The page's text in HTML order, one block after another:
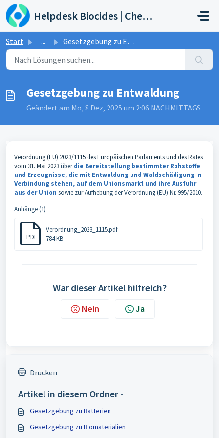
Zum hauptsächlichen Inhalt gehen
Helpdesk Biocides | Chemicals | Products
Start ... Gesetzgebung zu Entwaldung
Gesetzgebung zu Entwaldung
Geändert am Mo, 8 Dez, 2025 um 2:06 NACHMITTAGS
Verordnung (EU) 2023/1115 des Europäischen Parlaments und des Rates
vom 31. Mai 2023überdie Bereitstellung bestimmter Rohstoffe
und Erzeugnisse, die mit Entwaldung und Waldschädigung in
Verbindung stehen, auf dem Unionsmarkt und ihre Ausfuhr
aus der Union sowie zur Aufhebung der Verordnung (EU) Nr. 995/2010.
Anhänge (1)
PDF
Verordnung_2023_1115.pdf
784 KB
War dieser Artikel hilfreich?
Nein Ja
Drucken
Artikel in diesem Ordner -
Gesetzgebung zu Batterien
Gesetzgebung zu Biomaterialien